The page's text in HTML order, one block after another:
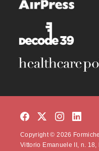
Copyright © 2026
Vittorio Emanuele II, n. 18,